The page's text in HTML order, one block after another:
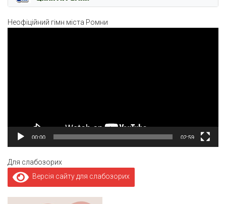
Неофіційний гімн міста Ромни
00:00 02:59
Для слабозорих
Версія сайту для слабозорих